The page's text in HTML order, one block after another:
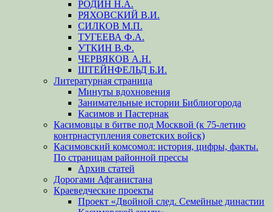
РОДИН Н.А.
РЯХОВСКИЙ В.И.
СИЛКОВ М.П.
ТУГЕЕВА Ф.А.
УТКИН В.Ф.
ЧЕРВЯКОВ А.Н.
ШТЕЙНФЕЛЬД Б.И.
Литературная страница
Минуты вдохновения
Занимательные истории Библиогорода
Касимов и Пастернак
Касимовцы в битве под Москвой (к 75-летию
контрнаступления советских войск)
Касимовский комсомол: история, цифры, факты.
По страницам районной прессы
Архив статей
Дорогами Афганистана
Краеведческие проекты
Проект «Двойной след. Семейные династии